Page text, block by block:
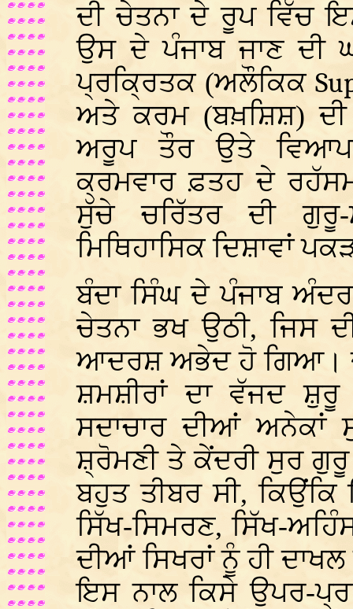
ਦੀ ਚੇਤਨਾ ਦੇ ਰੂਪ ਵਿੱਚ
ਉਸ ਦੇ ਪੰਜਾਬ ਜਾਣ ਦੀ
ਪ੍ਰਕ੍ਰਿਤਕ (ਅਲੌਕਿਕ
ਅਤੇ ਕਰਮ (ਬਖ਼ਸ਼ਿਸ਼) ਦੀ
ਅਰੂਪ ਤੌਰ ਉਤੇ
ਕ੍ਰਮਵਾਰ ਫ਼ਤਹ ਦੇ
ਸੁੱਚੇ ਚਰਿੱਤਰ ਦੀ
ਮਿਥਿਹਾਸਿਕ ਦਿਸ਼ਾਵਾਂ
ਬੰਦਾ ਸਿੰਘ ਦੇ ਪੰਜਾਬ
ਚੇਤਨਾ ਭਖ ਉਠੀ, ਜਿਸ
ਆਦਰਸ਼ ਅਭੇਦ ਹੋ ਗਿਆ।
ਸ਼ਮਸ਼ੀਰਾਂ ਦਾ ਵੱਜਦ
ਸਦਾਚਾਰ ਦੀਆਂ ਅਨੇਕਾਂ
ਸ਼੍ਰੋਮਣੀ ਤੇ ਕੇਂਦਰੀ ਸੁਰ ਗੁਰੂ
ਬਹੁਤ ਤੀਬਰ ਸੀ, ਕਿਉਂਕਿ
ਸਿੱਖ-ਸਿਮਰਣ, ਸਿੱਖ-
ਦੀਆਂ ਸਿਖਰਾਂ ਨੂੰ ਹੀ
ਇਸ ਨਾਲ ਕਿਸੇ ਉਪਰ-